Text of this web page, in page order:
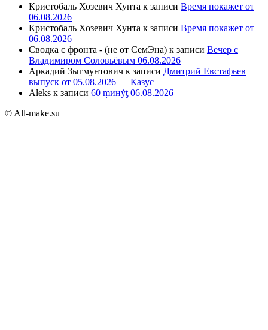
Кристобаль Хозевич Хунта к записи Время покажет от
06.08.2026
Кристобаль Хозевич Хунта к записи Время покажет от
06.08.2026
Сводка с фронта - (не от СемЭна) к записи Вечер с
Владимиром Соловьёвым 06.08.2026
Аркадий Зыгмунтович к записи Дмитрий Евстафьев
выпуск от 05.08.2026 — Казус
Aleks к записи 60 ṃинẏƫ 06.08.2026
© All-make.su